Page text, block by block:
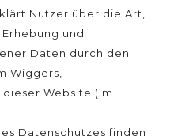
Nutzer über die Art,
und
Daten durch den
Wiggers,
Website (im
Datenschutzes finden